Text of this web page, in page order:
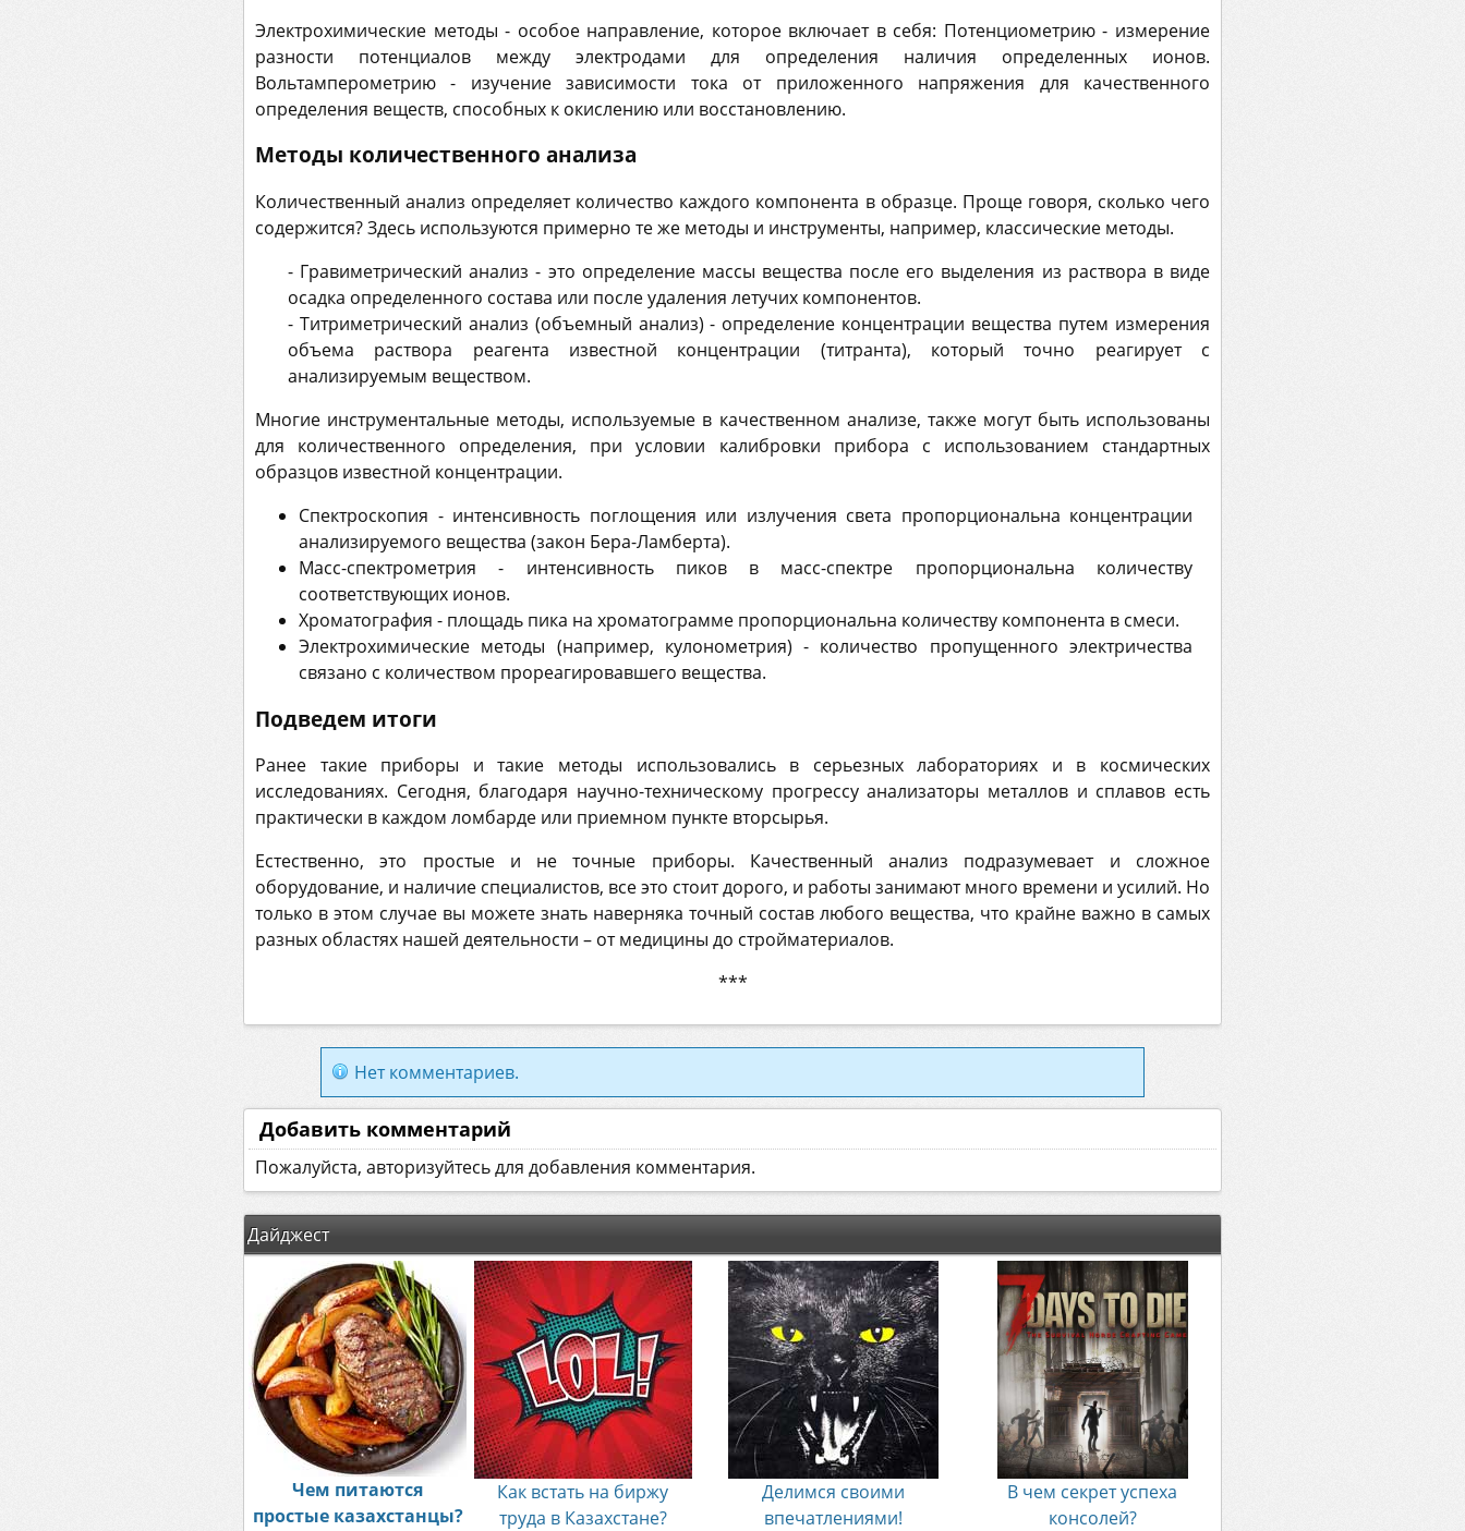
Электрохимические методы - особое направление, которое включает в себя: Потенциометрию - измерение
разности потенциалов между электродами для определения наличия определенных ионов.
Вольтамперометрию - изучение зависимости тока от приложенного напряжения для качественного
определения веществ, способных к окислению или восстановлению.
Методы количественного анализа
Количественный анализ определяет количество каждого компонента в образце. Проще говоря, сколько чего
содержится? Здесь используются примерно те же методы и инструменты, например, классические методы.
- Гравиметрический анализ - это определение массы вещества после его выделения из раствора в виде
осадка определенного состава или после удаления летучих компонентов.
- Титриметрический анализ (объемный анализ) - определение концентрации вещества путем измерения
объема раствора реагента известной концентрации (титранта), который точно реагирует с
анализируемым веществом.
Многие инструментальные методы, используемые в качественном анализе, также могут быть использованы
для количественного определения, при условии калибровки прибора с использованием стандартных
образцов известной концентрации.
Спектроскопия - интенсивность поглощения или излучения света пропорциональна концентрации
анализируемого вещества (закон Бера-Ламберта).
Масс-спектрометрия - интенсивность пиков в масс-спектре пропорциональна количеству
соответствующих ионов.
Хроматография - площадь пика на хроматограмме пропорциональна количеству компонента в смеси.
Электрохимические методы (например, кулонометрия) - количество пропущенного электричества
связано с количеством прореагировавшего вещества.
Подведем итоги
Ранее такие приборы и такие методы использовались в серьезных лабораториях и в космических
исследованиях. Сегодня, благодаря научно-техническому прогрессу анализаторы металлов и сплавов есть
практически в каждом ломбарде или приемном пункте вторсырья.
Естественно, это простые и не точные приборы. Качественный анализ подразумевает и сложное
оборудование, и наличие специалистов, все это стоит дорого, и работы занимают много времени и усилий. Но
только в этом случае вы можете знать наверняка точный состав любого вещества, что крайне важно в самых
разных областях нашей деятельности – от медицины до стройматериалов.
***
Нет комментариев.
Добавить комментарий
Пожалуйста, авторизуйтесь для добавления комментария.
Дайджест
Чем питаются
простые казахстанцы?
Как встать на биржу
труда в Казахстане?
Делимся своими
впечатлениями!
В чем секрет успеха
консолей?